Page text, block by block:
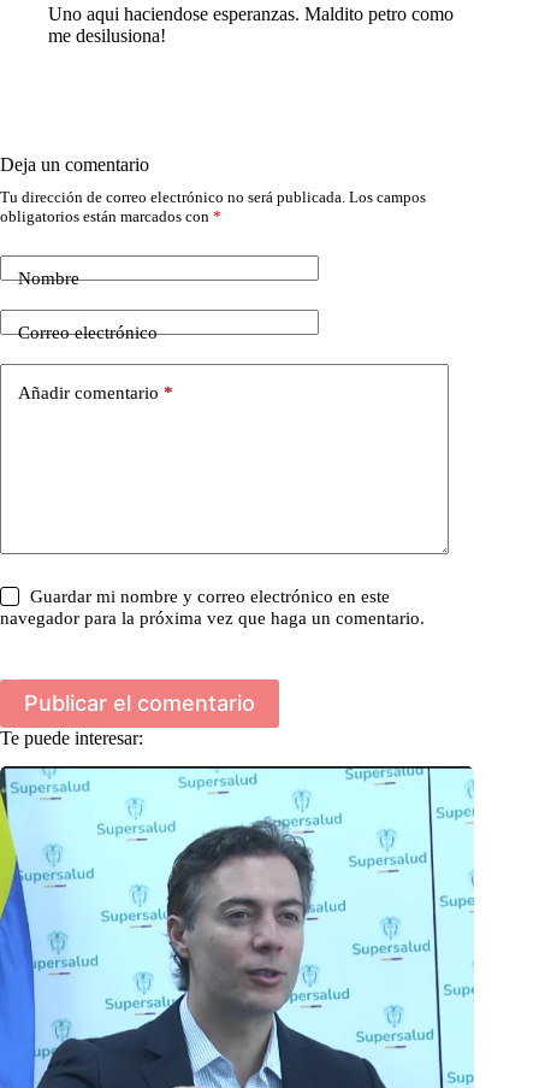
Uno aqui haciendose esperanzas. Maldito petro como
me desilusiona!
Deja un comentario
Tu dirección de correo electrónico no será publicada. Los campos
obligatorios están marcados con *
Nombre
Correo electrónico
Añadir comentario *
Guardar mi nombre y correo electrónico en este
navegador para la próxima vez que haga un comentario.
Publicar el comentario
Te puede interesar: